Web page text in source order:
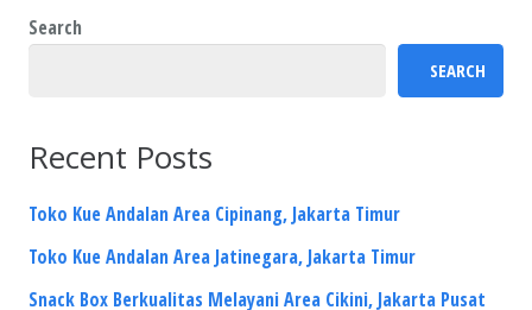
Search
SEARCH
Recent Posts
Toko Kue Andalan Area Cipinang, Jakarta Timur
Toko Kue Andalan Area Jatinegara, Jakarta Timur
Snack Box Berkualitas Melayani Area Cikini, Jakarta Pusat